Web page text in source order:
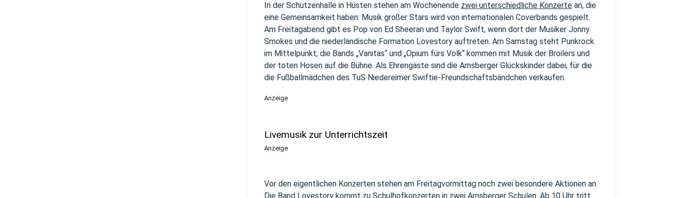
In der Schützenhalle in Hüsten stehen am Wochenende zwei unterschiedliche Konzerte an, die
eine Gemeinsamkeit haben: Musik großer Stars wird von internationalen Coverbands gespielt.
Am Freitagabend gibt es Pop von Ed Sheeran und Taylor Swift, wenn dort der Musiker Jonny
Smokes und die niederländische Formation Lovestory auftreten. Am Samstag steht Punkrock
im Mittelpunkt, die Bands „Vanitas“ und „Opium fürs Volk“ kommen mit Musik der Broilers und
der toten Hosen auf die Bühne. Als Ehrengäste sind die Arnsberger Glückskinder dabei, für die
die Fußballmädchen des TuS Niedereimer Swiftie-Freundschaftsbändchen verkaufen.
Anzeige
Livemusik zur Unterrichtszeit
Anzeige
Vor den eigentlichen Konzerten stehen am Freitagvormittag noch zwei besondere Aktionen an.
Die Band Lovestory kommt zu Schulhofkonzerten in zwei Arnsberger Schulen. Ab 10 Uhr tritt